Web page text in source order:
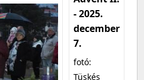
- 2025.
december
7.
fotó:
Tüskés